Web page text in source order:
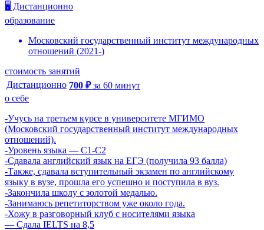
🖥️ Дистанционно
образование
Московский государственный институт международных
отношений (2021-)
стоимость занятий
Дистанционно 700 ₽ за 60 минут
о себе
-Учусь на третьем курсе в университете МГИМО
(Московский государственный институт международных
отношений).
-Уровень языка — C1-C2
-Сдавала английский язык на ЕГЭ (получила 93 балла)
-Также, сдавала вступительный экзамен по английскому
языку в вузе, прошла его успешно и поступила в вуз.
-Закончила школу с золотой медалью.
-Занимаюсь репетиторством уже около года.
-Хожу в разговорный клуб с носителями языка
— Сдала IELTS на 8,5